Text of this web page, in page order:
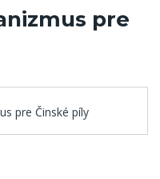
pre